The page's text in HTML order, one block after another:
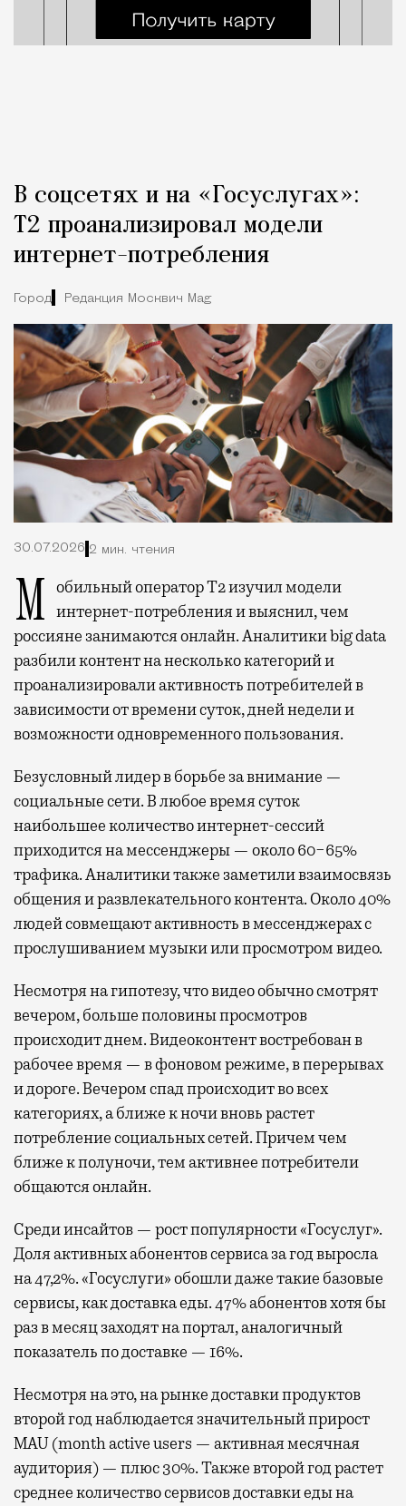
В соцсетях и на «Госуслугах»:
Т2 проанализировал модели
интернет-потребления
Город Редакция Москвич Mag
30.07.2026 2 мин. чтения
Мобильный оператор Т2 изучил модели интернет-потребления и выяснил, чем
россияне занимаются онлайн. Аналитики big data
разбили контент на несколько категорий и
проанализировали активность потребителей в
зависимости от времени суток, дней недели и
возможности одновременного пользования.
Безусловный лидер в борьбе за внимание —
социальные сети. В любое время суток
наибольшее количество интернет-сессий
приходится на мессенджеры — около 60−65%
трафика. Аналитики также заметили взаимосвязь
общения и развлекательного контента. Около 40%
людей совмещают активность в мессенджерах с
прослушиванием музыки или просмотром видео.
Несмотря на гипотезу, что видео обычно смотрят
вечером, больше половины просмотров
происходит днем. Видеоконтент востребован в
рабочее время — в фоновом режиме, в перерывах
и дороге. Вечером спад происходит во всех
категориях, а ближе к ночи вновь растет
потребление социальных сетей. Причем чем
ближе к полуночи, тем активнее потребители
общаются онлайн.
Среди инсайтов — рост популярности «Госуслуг».
Доля активных абонентов сервиса за год выросла
на 47,2%. «Госуслуги» обошли даже такие базовые
сервисы, как доставка еды. 47% абонентов хотя бы
раз в месяц заходят на портал, аналогичный
показатель по доставке — 16%.
Несмотря на это, на рынке доставки продуктов
второй год наблюдается значительный прирост
MAU (month active users — активная месячная
аудитория) — плюс 30%. Также второй год растет
среднее количество сервисов доставки еды на